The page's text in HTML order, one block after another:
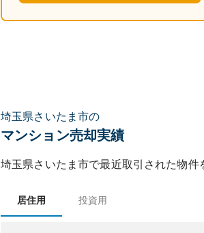
埼玉県さいたま市の
マンション売却実績
埼玉県さいたま市で最近取引された物件
居住用 投資用